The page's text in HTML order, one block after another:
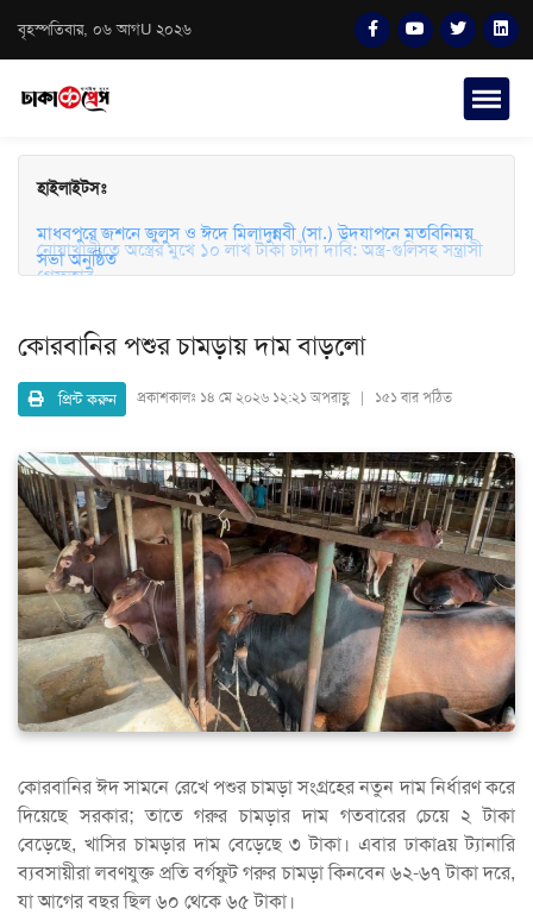
বৃহস্পতিবার, ০৬ আগU ২০২৬
হাইলাইটসঃ
নোয়াখালীতে অস্ত্রের মুখে ১০ লাখ টাকা চাঁদা দাবি: অস্ত্র-গুলিসহ সন্ত্রাসী
সভা অনুষ্ঠিত
কোরবানির পশুর চামড়ায় দাম বাড়লো
প্রিন্ট করুন প্রকাশকালঃ ১৪ মে ২০২৬ ১২:২১ অপরাহ্ণ | ১৫১ বার পঠিত
কোরবানির ঈদ সামনে রেখে পশুর চামড়া সংগ্রহের নতুন দাম নির্ধারণ করে
দিয়েছে সরকার; তাতে গরুর চামড়ার দাম গতবারের চেয়ে ২ টাকা
বেড়েছে, খাসির চামড়ার দাম বেড়েছে ৩ টাকা। এবার ঢাকাaয় ট্যানারি
ব্যবসায়ীরা লবণযুক্ত প্রতি বর্গফুট গরুর চামড়া কিনবেন ৬২-৬৭ টাকা দরে,
যা আগের বছর ছিল ৬০ থেকে ৬৫ টাকা।